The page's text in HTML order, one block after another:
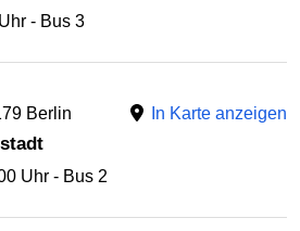
- Bus 3
Berlin In Karte anzeigen
Uhr - Bus 2